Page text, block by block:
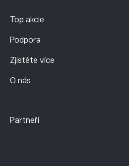
Top akcie
Podpora
Zjistěte více
O nás
Partneři